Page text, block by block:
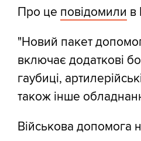
Про це повідомили в
"Новий пакет
включає додаткові
гаубиці,
також інше
Військова допомога